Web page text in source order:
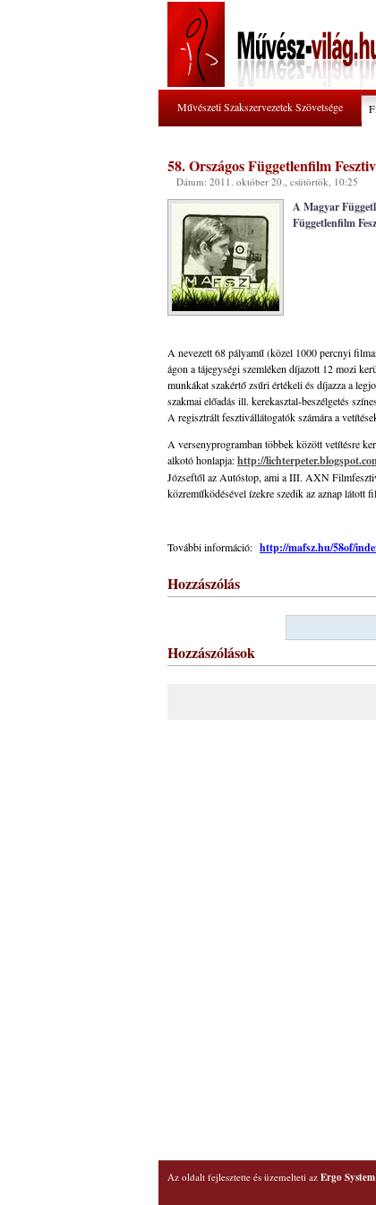
Művészeti Szakszervezetek Szövetsége
58. Országos Függetlenfilm
Dátum: 2011. október 20., csütörtök, 10:25
A Magyar
Függetlenfilm
A nevezett 68 pályamű (közel 1000 percnyi
ágon a tájegységi szemléken díjazott 12 mozi
munkákat szakértő zsűri értékeli és díjazza a
szakmai előadás ill. kerekasztal-beszélgetés
A regisztrált fesztivállátogatók számára a
A versenyprogramban többek között vetítésre
alkotó honlapja:http://
Józseftől az Autóstop, ami a III. AXN
közreműködésével ízekre szedik az aznap látott
További információ: http://mafsz.hu/58of/
Hozzászólás
Hozzászólások
Az oldalt fejlesztette és üzemelteti az Ergo System